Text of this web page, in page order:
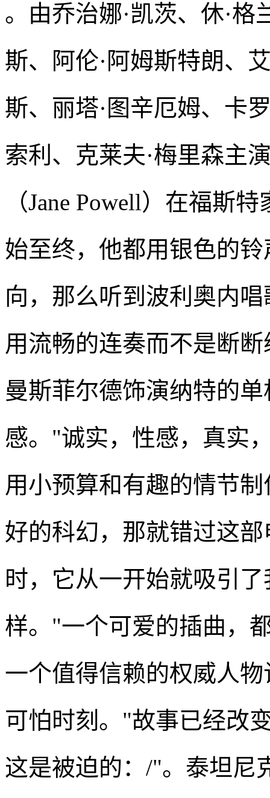
。由乔治娜·凯茨、休·格
斯、阿伦·阿姆斯特朗、
斯、丽塔·图辛厄姆、卡
索利、克莱夫·梅里森主
（Jane Powell）在福斯
始至终，他都用银色的
向，那么听到波利奥内
用流畅的连奏而不是断
曼斯菲尔德饰演纳特的
感。"诚实，性感，真实
用小预算和有趣的情节
好的科幻，那就错过这
时，它从一开始就吸引
样。"一个可爱的插曲，
一个值得信赖的权威人
可怕时刻。"故事已经改
这是被迫的：/"。泰坦尼